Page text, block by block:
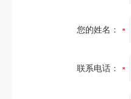
您的姓名：
联系电话：